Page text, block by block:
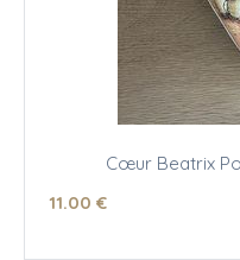
Cœur Beatrix
11.00 €